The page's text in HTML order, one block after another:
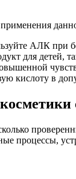
АЛК при
для детей,
кислоту в
процессы,